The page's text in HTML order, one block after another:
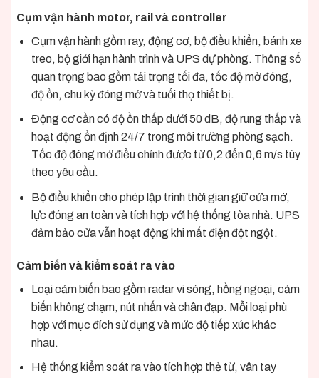
Cụm vận hành motor, rail và controller
Cụm vận hành gồm ray, động cơ, bộ điều khiển, bánh xe
treo, bộ giới hạn hành trình và UPS dự phòng. Thông số
quan trọng bao gồm tải trọng tối đa, tốc độ mở đóng,
độ ồn, chu kỳ đóng mở và tuổi thọ thiết bị.
Động cơ cần có độ ồn thấp dưới 50 dB, độ rung thấp và
hoạt động ổn định 24/7 trong môi trường phòng sạch.
Tốc độ đóng mở điều chỉnh được từ 0,2 đến 0,6 m/s tùy
theo yêu cầu.
Bộ điều khiển cho phép lập trình thời gian giữ cửa mở,
lực đóng an toàn và tích hợp với hệ thống tòa nhà. UPS
đảm bảo cửa vẫn hoạt động khi mất điện đột ngột.
Cảm biến và kiểm soát ra vào
Loại cảm biến bao gồm radar vi sóng, hồng ngoại, cảm
biến không chạm, nút nhấn và chân đạp. Mỗi loại phù
hợp với mục đích sử dụng và mức độ tiếp xúc khác
nhau.
Hệ thống kiểm soát ra vào tích hợp thẻ từ, vân tay